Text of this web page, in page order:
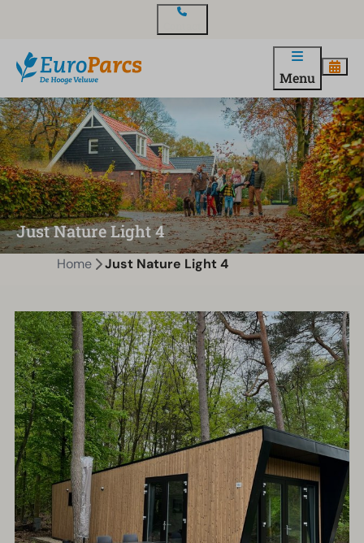
Menu
Just Nature Light 4
Home Just Nature Light 4